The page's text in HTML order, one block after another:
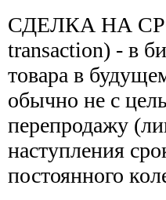
СДЕЛКА НА
transaction) - в
товара в
обычно не с
перепродажу
наступления
постоянного